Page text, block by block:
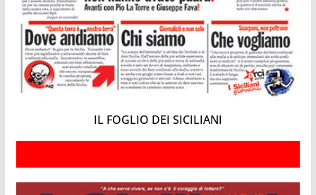
IL FOGLIO DEI SICILIANI